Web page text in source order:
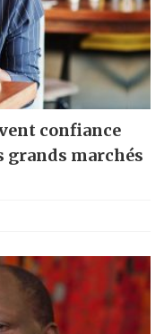
confiance
grands marchés